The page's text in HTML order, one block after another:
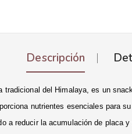
Descripción
tradicional del Himalaya, es un
nutrientes esenciales para
a reducir la acumulación de placa y